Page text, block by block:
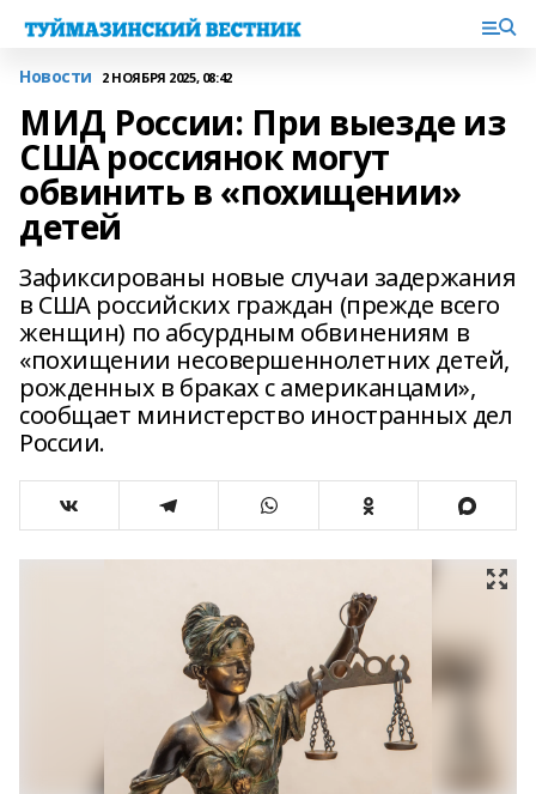
Новости 2 НОЯБРЯ 2025, 08:42
МИД России: При выезде из
США россиянок могут
обвинить в «похищении»
детей
Зафиксированы новые случаи задержания
в США российских граждан (прежде всего
женщин) по абсурдным обвинениям в
«похищении несовершеннолетних детей,
рожденных в браках с американцами»,
сообщает министерство иностранных дел
России.